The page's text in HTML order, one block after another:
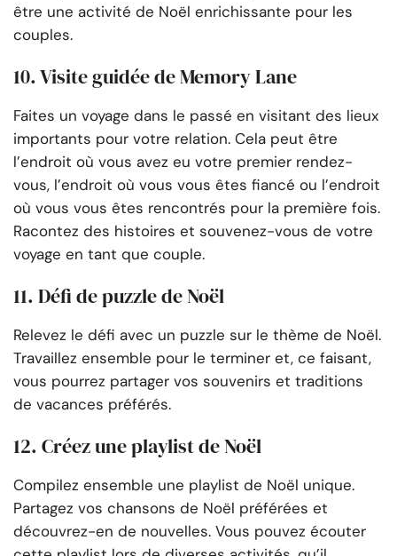
être une activité de Noël enrichissante pour les
couples.
10. Visite guidée de Memory Lane
Faites un voyage dans le passé en visitant des lieux
importants pour votre relation. Cela peut être
l’endroit où vous avez eu votre premier rendez-
vous, l’endroit où vous vous êtes fiancé ou l’endroit
où vous vous êtes rencontrés pour la première fois.
Racontez des histoires et souvenez-vous de votre
voyage en tant que couple.
11. Défi de puzzle de Noël
Relevez le défi avec un puzzle sur le thème de Noël.
Travaillez ensemble pour le terminer et, ce faisant,
vous pourrez partager vos souvenirs et traditions
de vacances préférés.
12. Créez une playlist de Noël
Compilez ensemble une playlist de Noël unique.
Partagez vos chansons de Noël préférées et
découvrez-en de nouvelles. Vous pouvez écouter